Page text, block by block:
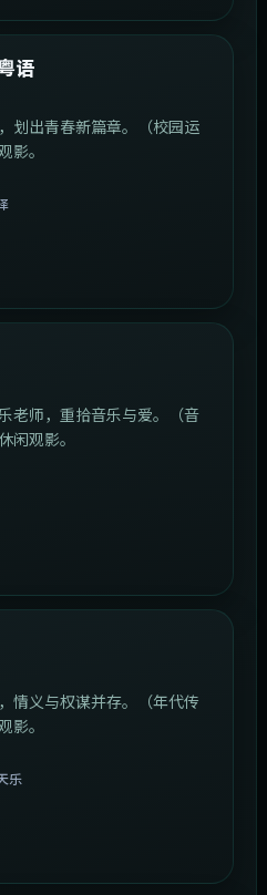
语
划出青春新篇章。（校园运
影。
老师，重拾音乐与爱。（音
闲观影。
情义与权谋并存。（年代传
影。
乐